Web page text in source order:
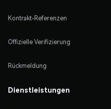
Kontrakt-Referenzen
Offizielle Verifizierung
Rückmeldung
Dienstleistungen